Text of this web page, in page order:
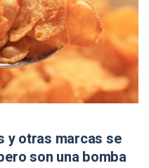
y otras marcas se
son una bomba